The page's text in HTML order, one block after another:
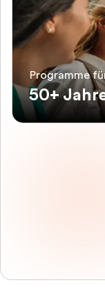
Programme
50+